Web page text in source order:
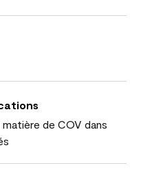
de COV dans